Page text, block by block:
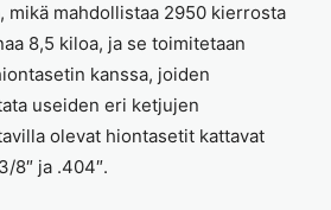
mikä mahdollistaa 2950 kierrosta
8,5 kiloa, ja se toimitetaan
kanssa, joiden
useiden eri ketjujen
olevat hiontasetit kattavat
8″ ja .404″.